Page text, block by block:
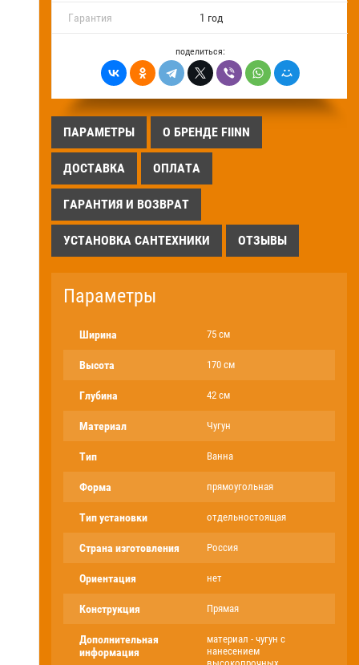
Гарантия 1 год
поделиться:
ПАРАМЕТРЫ О БРЕНДЕ FIINN
ДОСТАВКА ОПЛАТА
ГАРАНТИЯ И ВОЗВРАТ
УСТАНОВКА САНТЕХНИКИ ОТЗЫВЫ
Параметры
Ширина 75 см
Высота 170 см
Глубина 42 см
Материал Чугун
Тип Ванна
Форма прямоугольная
Тип установки отдельностоящая
Страна изготовления Россия
Ориентация нет
Конструкция Прямая
Дополнительная
информация
материал - чугун с
нанесением